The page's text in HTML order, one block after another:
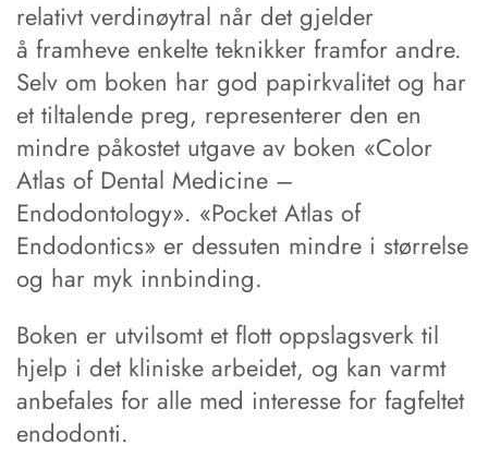
relativt verdinøytral når det gjelder
å framheve enkelte teknikker framfor andre.
Selv om boken har god papirkvalitet og har
et tiltalende preg, representerer den en
mindre påkostet utgave av boken «Color
Atlas of Dental Medicine –
Endodontology». «Pocket Atlas of
Endodontics» er dessuten mindre i størrelse
og har myk innbinding.
Boken er utvilsomt et flott oppslagsverk til
hjelp i det kliniske arbeidet, og kan varmt
anbefales for alle med interesse for fagfeltet
endodonti.